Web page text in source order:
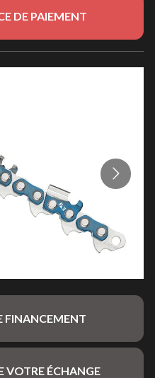
DE PAIEMENT
FINANCEMENT
VOTRE ÉCHANGE